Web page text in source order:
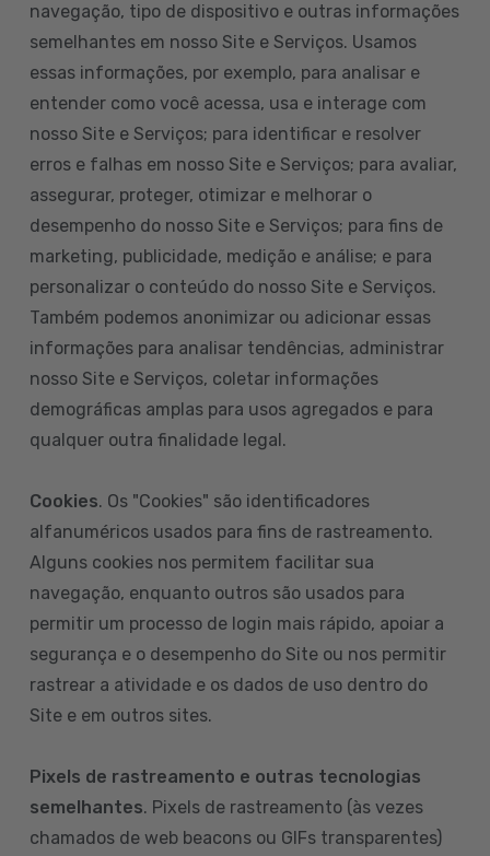
navegação, tipo de dispositivo e outras informações
semelhantes em nosso Site e Serviços. Usamos
essas informações, por exemplo, para analisar e
entender como você acessa, usa e interage com
nosso Site e Serviços; para identificar e resolver
erros e falhas em nosso Site e Serviços; para avaliar,
assegurar, proteger, otimizar e melhorar o
desempenho do nosso Site e Serviços; para fins de
marketing, publicidade, medição e análise; e para
personalizar o conteúdo do nosso Site e Serviços.
Também podemos anonimizar ou adicionar essas
informações para analisar tendências, administrar
nosso Site e Serviços, coletar informações
demográficas amplas para usos agregados e para
qualquer outra finalidade legal.
Cookies. Os "Cookies" são identificadores
alfanuméricos usados para fins de rastreamento.
Alguns cookies nos permitem facilitar sua
navegação, enquanto outros são usados para
permitir um processo de login mais rápido, apoiar a
segurança e o desempenho do Site ou nos permitir
rastrear a atividade e os dados de uso dentro do
Site e em outros sites.
Pixels de rastreamento e outras tecnologias
semelhantes. Pixels de rastreamento (às vezes
chamados de web beacons ou GIFs transparentes)